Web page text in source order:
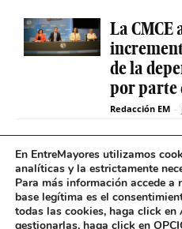
La
de la
por parte
Redacción EM -
El
betiON
sistema
para
En EntreMayores utilizamos
analíticas y la estrictamente
Para más información accede a
base legítima es el
todas las cookies, haga click en
gestionarlas, haga click en